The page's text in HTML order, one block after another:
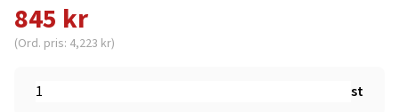
845 kr
(Ord. pris: 4,223 kr)
st